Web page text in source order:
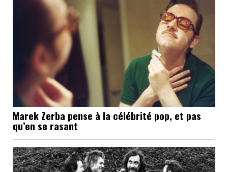
Marek Zerba pense à la célébrité pop, et pas
qu’en se rasant